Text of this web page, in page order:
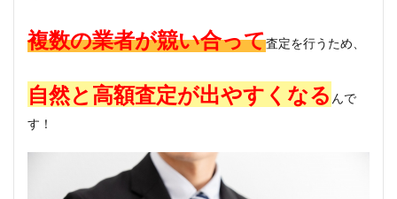
複数の業者が競い合って査定を行うため、
自然と高額査定が出やすくなる んで
す！